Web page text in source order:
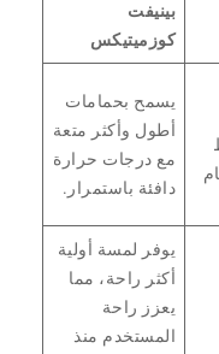
بينيفت
كوزميتيكس
يسمح بحمامات
أطول وأكثر متعة
مع درجات حرارة
دافئة باستمرار.
يوفر لمسة أولية
أكثر راحة، مما
يعزز راحة
المستخدم منذ